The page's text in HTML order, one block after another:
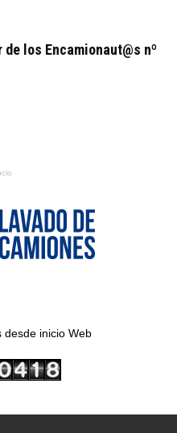
los Encamionaut@s nº
desde inicio Web